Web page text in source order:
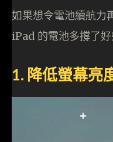
如果想令電池續航力
iPad 的電池多撐了
1. 降低螢幕亮